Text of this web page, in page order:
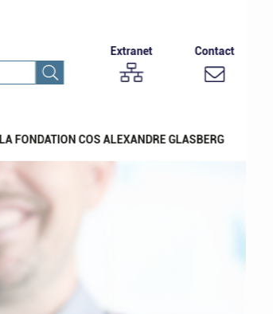
Extranet Contact
LA FONDATION COS ALEXANDRE GLASBERG